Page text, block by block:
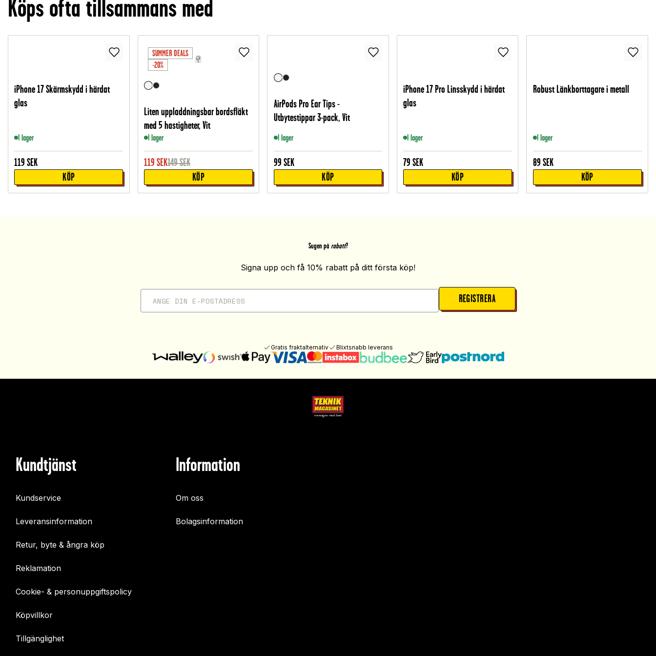
Köps ofta tillsammans med
iPhone 17 Skärmskydd i härdat
glas
I lager
119 SEK
KÖP
SUMMER DEALS
-20%
Liten uppladdningsbar bordsfläkt
med 5 hastigheter, Vit
I lager
119 SEK149SEK
KÖP
AirPods Pro Ear Tips -
Utbytestippar 3-pack, Vit
I lager
99 SEK
KÖP
iPhone 17 Pro Linsskydd i härdat
glas
I lager
79 SEK
KÖP
Robust Länkborttagare i metall
I lager
89 SEK
KÖP
Sugen på rabatt?
Signa upp och få 10% rabatt på ditt första köp!
REGISTRERA
Gratis fraktalternativ Blixtsnabb leverans
Kundtjänst
Kundservice
Leveransinformation
Retur, byte & ångra köp
Reklamation
Cookie- & personuppgiftspolicy
Köpvillkor
Tillgänglighet
Information
Om oss
Bolagsinformation